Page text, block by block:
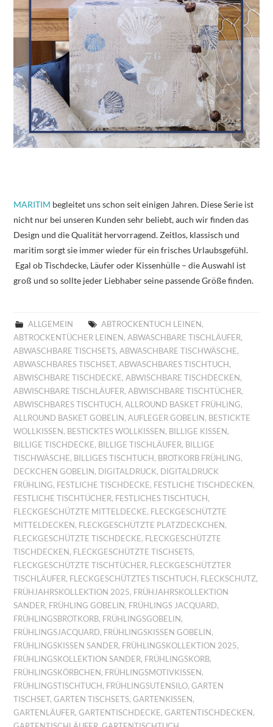
MARITIM begleitet uns schon seit einigen Jahren. Diese Serie ist
nicht nur bei unseren Kunden sehr beliebt, auch wir finden das
Design und die Qualität hervorragend. Zeitlos, klassisch und
maritim sorgt sie immer wieder für ein frisches Urlaubsgefühl.
Egal ob Tischdecke, Läufer oder Kissenhülle – die Auswahl ist
groß und so sollte jeder Liebhaber seine passende Größe finden.
ALLGEMEIN ABTROCKENTUCH LEINEN ,
ABTROCKENTÜCHER LEINEN ,ABWASCHBARE TISCHLÄUFER,
ABWASCHBARE TISCHSETS,ABWASCHBARE TISCHWÄSCHE,
ABWASCHBARES TISCHSET,ABWASCHBARES TISCHTUCH ,
ABWISCHBARE TISCHDECKE,ABWISCHBARE TISCHDECKEN ,
ABWISCHBARE TISCHLÄUFER,ABWISCHBARE TISCHTÜCHER,
ABWISCHBARES TISCHTUCH ,ALLROUND BASKET FRÜHLING,
ALLROUND BASKET GOBELIN ,AUFLEGER GOBELIN , BESTICKTE
WOLLKISSEN , BESTICKTES WOLLKISSEN , BILLIGE KISSEN ,
BILLIGE TISCHDECKE, BILLIGE TISCHLÄUFER, BILLIGE
TISCHWÄSCHE, BILLIGES TISCHTUCH , BROTKORB FRÜHLING,
DECKCHEN GOBELIN , DIGITALDRUCK, DIGITALDRUCK
FRÜHLING, FESTLICHE TISCHDECKE, FESTLICHE TISCHDECKEN ,
FESTLICHE TISCHTÜCHER, FESTLICHES TISCHTUCH ,
FLECKGESCHÜTZTE MITTELDECKE, FLECKGESCHÜTZTE
MITTELDECKEN , FLECKGESCHÜTZTE PLATZDECKCHEN ,
FLECKGESCHÜTZTE TISCHDECKE, FLECKGESCHÜTZTE
TISCHDECKEN , FLECKGESCHÜTZTE TISCHSETS,
FLECKGESCHÜTZTE TISCHTÜCHER, FLECKGESCHÜTZTER
TISCHLÄUFER, FLECKGESCHÜTZTES TISCHTUCH , FLECKSCHUTZ,
FRÜHJAHRSKOLLEKTION 2025, FRÜHJAHRSKOLLEKTION
SANDER, FRÜHLING GOBELIN , FRÜHLINGS JACQUARD,
FRÜHLINGSBROTKORB, FRÜHLINGSGOBELIN ,
FRÜHLINGSJACQUARD, FRÜHLINGSKISSEN GOBELIN ,
FRÜHLINGSKISSEN SANDER, FRÜHLINGSKOLLEKTION 2025,
FRÜHLINGSKOLLEKTION SANDER, FRÜHLINGSKORB,
FRÜHLINGSKÖRBCHEN , FRÜHLINGSMOTIVKISSEN ,
FRÜHLINGSTISCHTUCH , FRÜHLINGSUTENSILO,GARTEN
TISCHSET,GARTEN TISCHSETS,GARTENKISSEN ,
GARTENLÄUFER,GARTENTISCHDECKE,GARTENTISCHDECKEN ,